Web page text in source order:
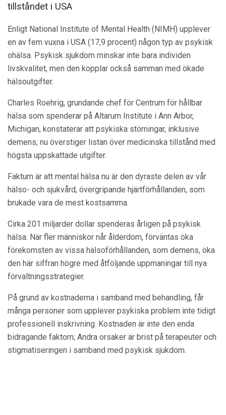
tillståndet i USA
Enligt National Institute of Mental Health (NIMH) upplever
en av fem vuxna i USA (17,9 procent) någon typ av psykisk
ohälsa. Psykisk sjukdom minskar inte bara individen
livskvalitet, men den kopplar också samman med ökade
hälsoutgifter.
Charles Roehrig, grundande chef för Centrum för hållbar
hälsa som spenderar på Altarum Institute i Ann Arbor,
Michigan, konstaterar att psykiska störningar, inklusive
demens, nu överstiger listan över medicinska tillstånd med
högsta uppskattade utgifter.
Faktum är att mental hälsa nu är den dyraste delen av vår
hälso- och sjukvård, övergripande hjärtförhållanden, som
brukade vara de mest kostsamma.
Cirka 201 miljarder dollar spenderas årligen på psykisk
hälsa. När fler människor når ålderdom, förväntas öka
förekomsten av vissa hälsoförhållanden, som demens, öka
den här siffran högre med åtföljande uppmaningar till nya
förvaltningsstrategier.
På grund av kostnaderna i samband med behandling, får
många personer som upplever psykiska problem inte tidigt
professionell inskrivning. Kostnaden är inte den enda
bidragande faktorn; Andra orsaker är brist på terapeuter och
stigmatiseringen i samband med psykisk sjukdom.